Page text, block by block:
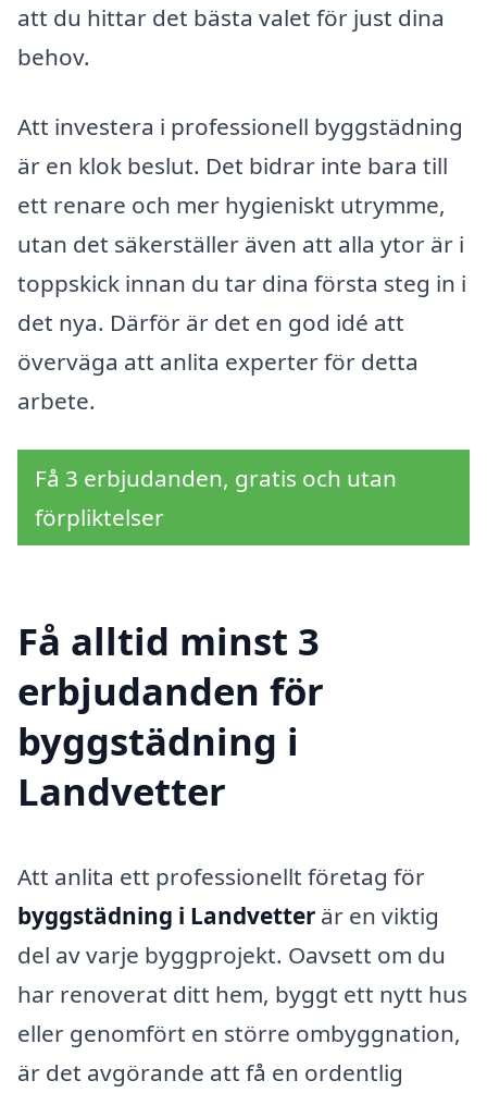
att du hittar det bästa valet för just dina
behov.
Att investera i professionell byggstädning
är en klok beslut. Det bidrar inte bara till
ett renare och mer hygieniskt utrymme,
utan det säkerställer även att alla ytor är i
toppskick innan du tar dina första steg in i
det nya. Därför är det en god idé att
överväga att anlita experter för detta
arbete.
Få 3 erbjudanden, gratis och utan
förpliktelser
Få alltid minst 3
erbjudanden för
byggstädning i
Landvetter
Att anlita ett professionellt företag för
byggstädning i Landvetter är en viktig
del av varje byggprojekt. Oavsett om du
har renoverat ditt hem, byggt ett nytt hus
eller genomfört en större ombyggnation,
är det avgörande att få en ordentlig